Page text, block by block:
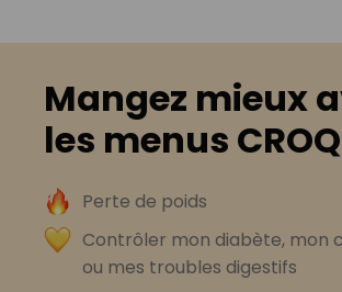
Mangez mieux
les menus
Perte de poids
Contrôler mon diabète, mon
ou mes troubles digestifs